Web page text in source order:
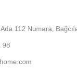
112 Numara,
98